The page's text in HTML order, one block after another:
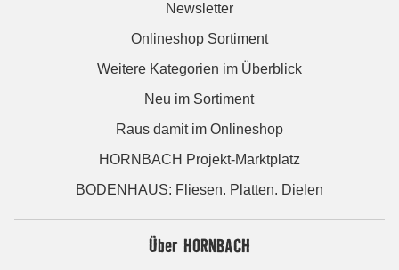
Newsletter
Onlineshop Sortiment
Weitere Kategorien im Überblick
Neu im Sortiment
Raus damit im Onlineshop
HORNBACH Projekt-Marktplatz
BODENHAUS: Fliesen. Platten. Dielen
Über HORNBACH